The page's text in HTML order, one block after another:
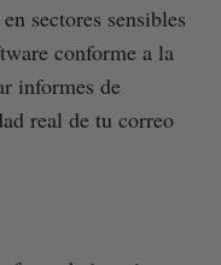
sectores sensibles
conforme a la
informes de
real de tu correo